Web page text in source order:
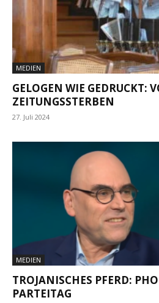
MEDIEN
GELOGEN WIE GEDRUCKT:
ZEITUNGSSTERBEN
27. Juli 2024
MEDIEN
TROJANISCHES PFERD:
PARTEITAG